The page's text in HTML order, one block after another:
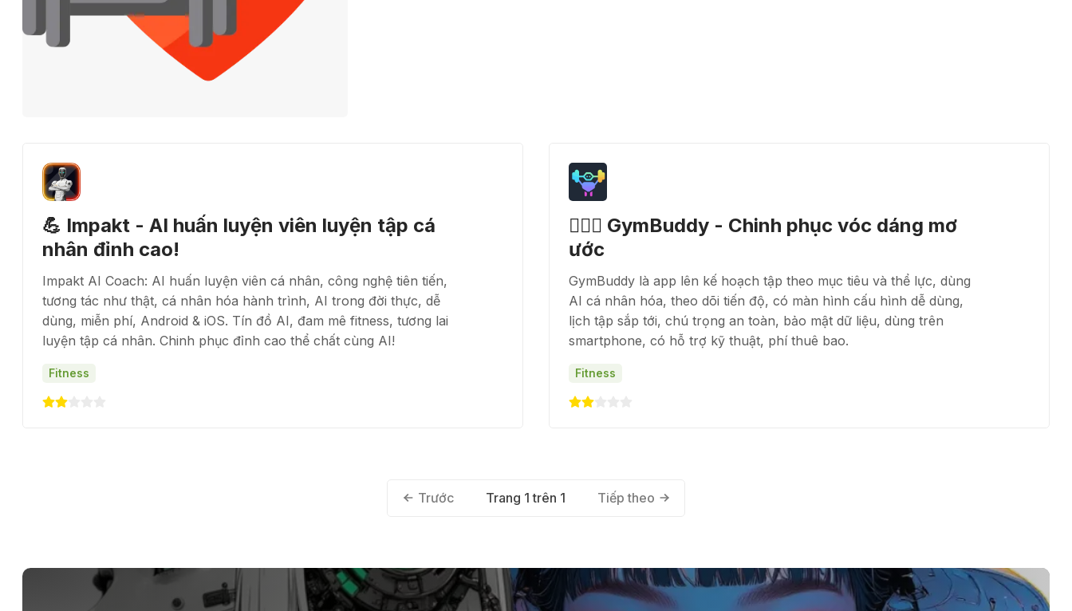
💪 Impakt - AI huấn luyện viên luyện tập cá
nhân đỉnh cao!
Impakt AI Coach: AI huấn luyện viên cá nhân, công nghệ tiên tiến,
tương tác như thật, cá nhân hóa hành trình, AI trong đời thực, dễ
dùng, miễn phí, Android & iOS. Tín đồ AI, đam mê fitness, tương lai
luyện tập cá nhân. Chinh phục đỉnh cao thể chất cùng AI!
Fitness
🏋🏻‍♂️ GymBuddy - Chinh phục vóc dáng mơ
ước
GymBuddy là app lên kế hoạch tập theo mục tiêu và thể lực, dùng
AI cá nhân hóa, theo dõi tiến độ, có màn hình cấu hình dễ dùng,
lịch tập sắp tới, chú trọng an toàn, bảo mật dữ liệu, dùng trên
smartphone, có hỗ trợ kỹ thuật, phí thuê bao.
Fitness
Trước Trang 1 trên 1 Tiếp theo